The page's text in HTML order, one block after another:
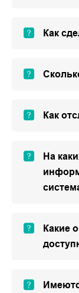
Как
Как
На
Какие